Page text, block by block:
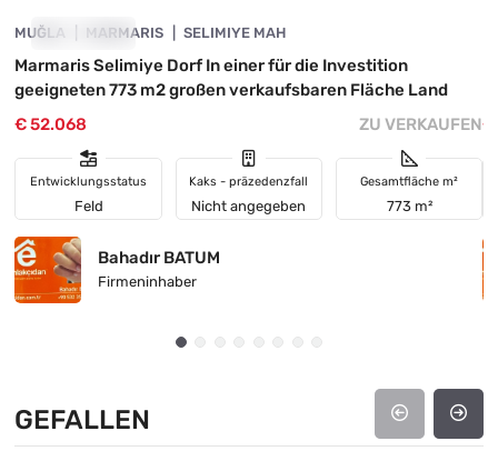
DRINGENDE
MUĞLA MARMARIS SELIMIYE MAH
Marmaris Selimiye Dorf In einer für die Investition
geeigneten 773 m2 großen verkaufsbaren Fläche Land
€ 52.068
ZU VERKAUFEN
Entwicklungsstatus
Feld
Kaks - präzedenzfall
Nicht angegeben
Gesamtfläche m²
773 m²
Bahadır BATUM
Firmeninhaber
€
GEFALLEN